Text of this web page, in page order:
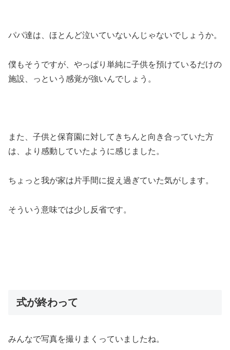
パパ達は、ほとんど泣いていないんじゃないでしょうか。
僕もそうですが、やっぱり単純に子供を預けているだけの
施設、っという感覚が強いんでしょう。
また、子供と保育園に対してきちんと向き合っていた方
は、より感動していたように感じました。
ちょっと我が家は片手間に捉え過ぎていた気がします。
そういう意味では少し反省です。
式が終わって
みんなで写真を撮りまくっていましたね。